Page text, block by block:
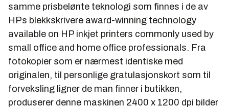
samme prisbelønte teknologi som finnes i de av
HPs blekkskrivere award-winning technology
available on HP inkjet printers commonly used by
small office and home office professionals. Fra
fotokopier som er nærmest identiske med
originalen, til personlige gratulasjonskort som til
forveksling ligner de man finner i butikken,
produserer denne maskinen 2400 x 1200 dpi bilder